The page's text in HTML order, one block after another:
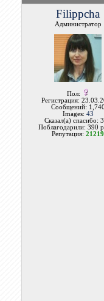
Filippcha
Администратор
Пол:
Регистрация:
Сообщений: 1,740
Images: 43
Сказал(а) спасибо:
Поблагодарили: 390
Репутация:21219